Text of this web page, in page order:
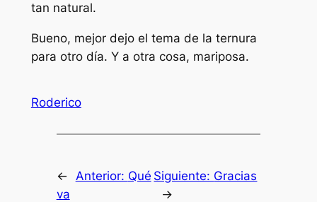
tan natural.
Bueno, mejor dejo el tema de la ternura
para otro día. Y a otra cosa, mariposa.
Roderico
← Anterior: Qué
va
Siguiente: Gracias
→